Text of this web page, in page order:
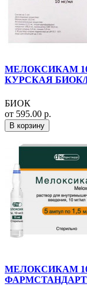
МЕЛОКСИКАМ
КУРСКАЯ
БИОК
от 595.00 р.
В корзину
МЕЛОКСИКАМ